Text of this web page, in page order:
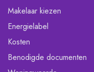
Makelaar kiezen
Energielabel
Kosten
Benodigde documenten